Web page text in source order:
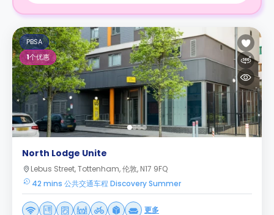
PBSA
1个优惠
North Lodge Unite
Lebus Street, Tottenham, 伦敦, N17 9FQ
42 mins 公共交通车程 Discovery Summer
更多